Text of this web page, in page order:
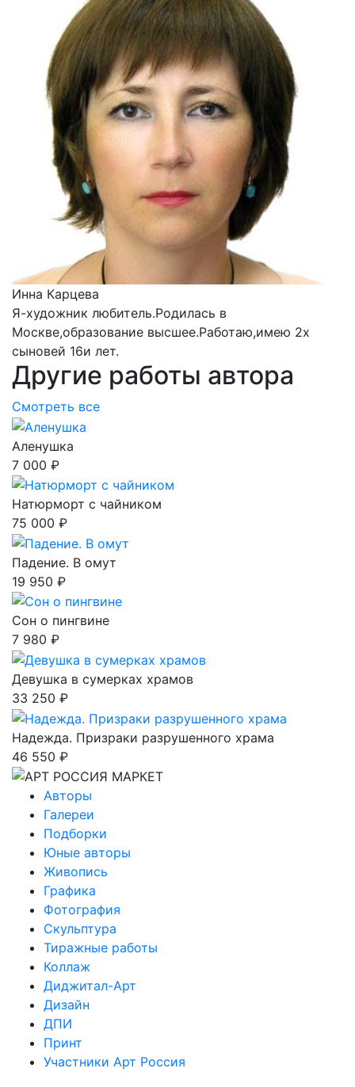
Инна Карцева
Я-художник любитель.Родилась в
Москве,образование высшее.Работаю,имею 2х
сыновей 16и лет.
Другие работы автора
Смотреть все
Аленушка
7 000 ₽
Натюрморт с чайником
75 000 ₽
Падение. В омут
19 950 ₽
Сон о пингвине
7 980 ₽
Девушка в сумерках храмов
33 250 ₽
Надежда. Призраки разрушенного храма
46 550 ₽
Авторы
Галереи
Подборки
Юные авторы
Живопись
Графика
Фотография
Скульптура
Тиражные работы
Коллаж
Диджитал-Арт
Дизайн
ДПИ
Принт
Участники Арт Россия